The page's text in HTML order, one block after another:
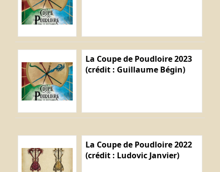
La Coupe de Poudloire 2023
(crédit : Guillaume Bégin)
La Coupe de Poudloire 2022
(crédit : Ludovic Janvier)